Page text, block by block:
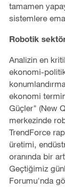
tamamen
sistemlere
Robotik
Analizin en
ekonomi-
ekonomi
Güçler" (New
merkezinde
TrendForce
üretimi,
oranında bir
Geçtiğimiz
Forumu'nda